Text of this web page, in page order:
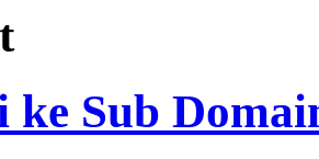
ke Sub